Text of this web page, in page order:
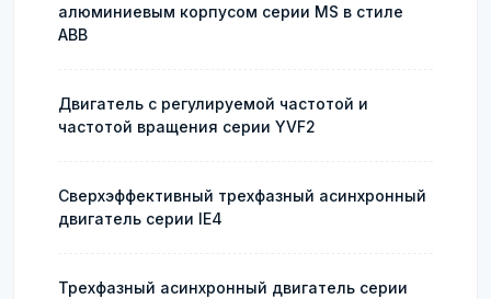
алюминиевым корпусом серии MS в стиле
ABB
Двигатель с регулируемой частотой и
частотой вращения серии YVF2
Сверхэффективный трехфазный асинхронный
двигатель серии IE4
Трехфазный асинхронный двигатель серии